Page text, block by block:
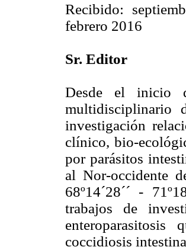
Recibido:
febrero 2016
Sr. Editor
Desde el inicio
multidisciplinario
investigación
clínico, bio-
por parásitos
al Nor-occidente
68º14´28´´ -
trabajos de
coccidiosis